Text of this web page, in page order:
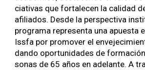
cia­ti­vas que for­t­ale­cen la cal­i­dad
afil­i­a­dos. Des­de la per­spec­ti­va
pro­gra­ma rep­re­sen­ta una apues­ta
Iss­fa por pro­mover el
dan­do opor­tu­nidades de
sonas de 65 años en ade­lante. A